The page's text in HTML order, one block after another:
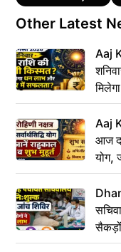
Other Latest
Aaj
Aaj
आज
योग,
सैकड़ों